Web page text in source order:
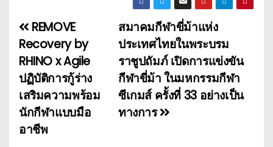
แ
น
ะ
แ
น
สมาคมกีฬาขี่ม้าแห่ง
ประเทศไทยในพระบรม
ราชูปถัมภ์ เปิดการแข่งขัน
กีฬาขี่ม้า ในมหกรรมกีฬา
ซีเกมส์ ครั้งที่ 33 อย่างเป็น
ทางการ
REMOVE
Recovery by
RHINO x Agile
ปฏิบัติการกู้ร่าง
เสริมความพร้อม
นักกีฬาแบบมือ
อาชีพ